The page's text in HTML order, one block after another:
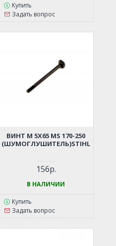
Купить
Задать вопрос
ВИНТ М 5Х65 MS 170-250
(ШУМОГЛУШИТЕЛЬ)STIHL
156р.
В НАЛИЧИИ
Купить
Задать вопрос